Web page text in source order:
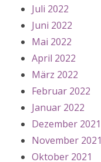
Juli 2022
Juni 2022
Mai 2022
April 2022
März 2022
Februar 2022
Januar 2022
Dezember 2021
November 2021
Oktober 2021